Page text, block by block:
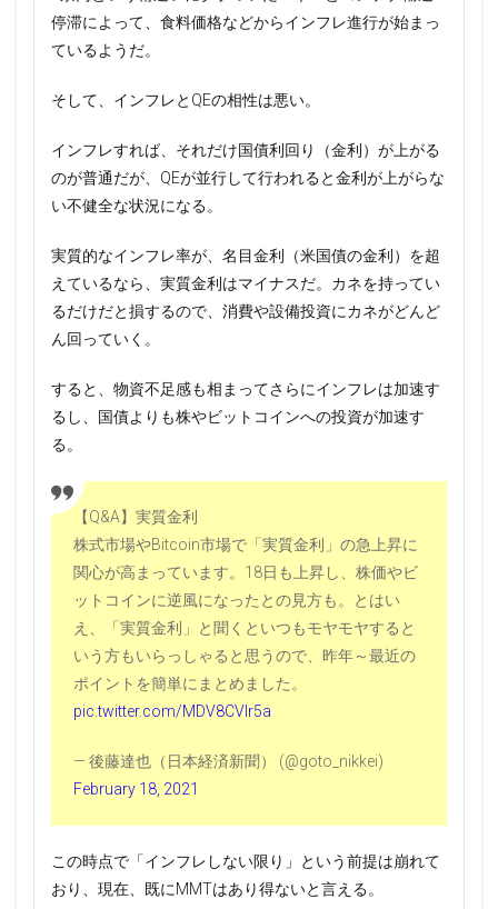
停滞によって、食料価格などからインフレ進行が始まっ
ているようだ。
そして、インフレとQEの相性は悪い。
インフレすれば、それだけ国債利回り（金利）が上がる
のが普通だが、QEが並行して行われると金利が上がらな
い不健全な状況になる。
実質的なインフレ率が、名目金利（米国債の金利）を超
えているなら、実質金利はマイナスだ。カネを持ってい
るだけだと損するので、消費や設備投資にカネがどんど
ん回っていく。
すると、物資不足感も相まってさらにインフレは加速す
るし、国債よりも株やビットコインへの投資が加速す
る。
【Q&A】実質金利
株式市場やBitcoin市場で「実質金利」の急上昇に
関心が高まっています。18日も上昇し、株価やビ
ットコインに逆風になったとの見方も。とはい
え、「実質金利」と聞くといつもモヤモヤすると
いう方もいらっしゃると思うので、昨年～最近の
ポイントを簡単にまとめました。
pic.twitter.com/MDV8CVIr5a
— 後藤達也（日本経済新聞） (@goto_nikkei)
February 18, 2021
この時点で「インフレしない限り」という前提は崩れて
おり、現在、既にMMTはあり得ないと言える。